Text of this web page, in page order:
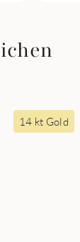
14 kt Gold